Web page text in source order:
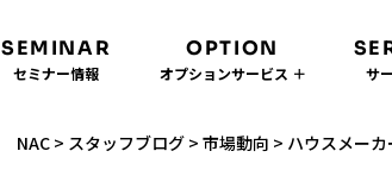
SEMINAR
セミナー情報
OPTION
オプションサービス ＋ サ
NAC > スタッフブログ >市場動向 > ハウスメー